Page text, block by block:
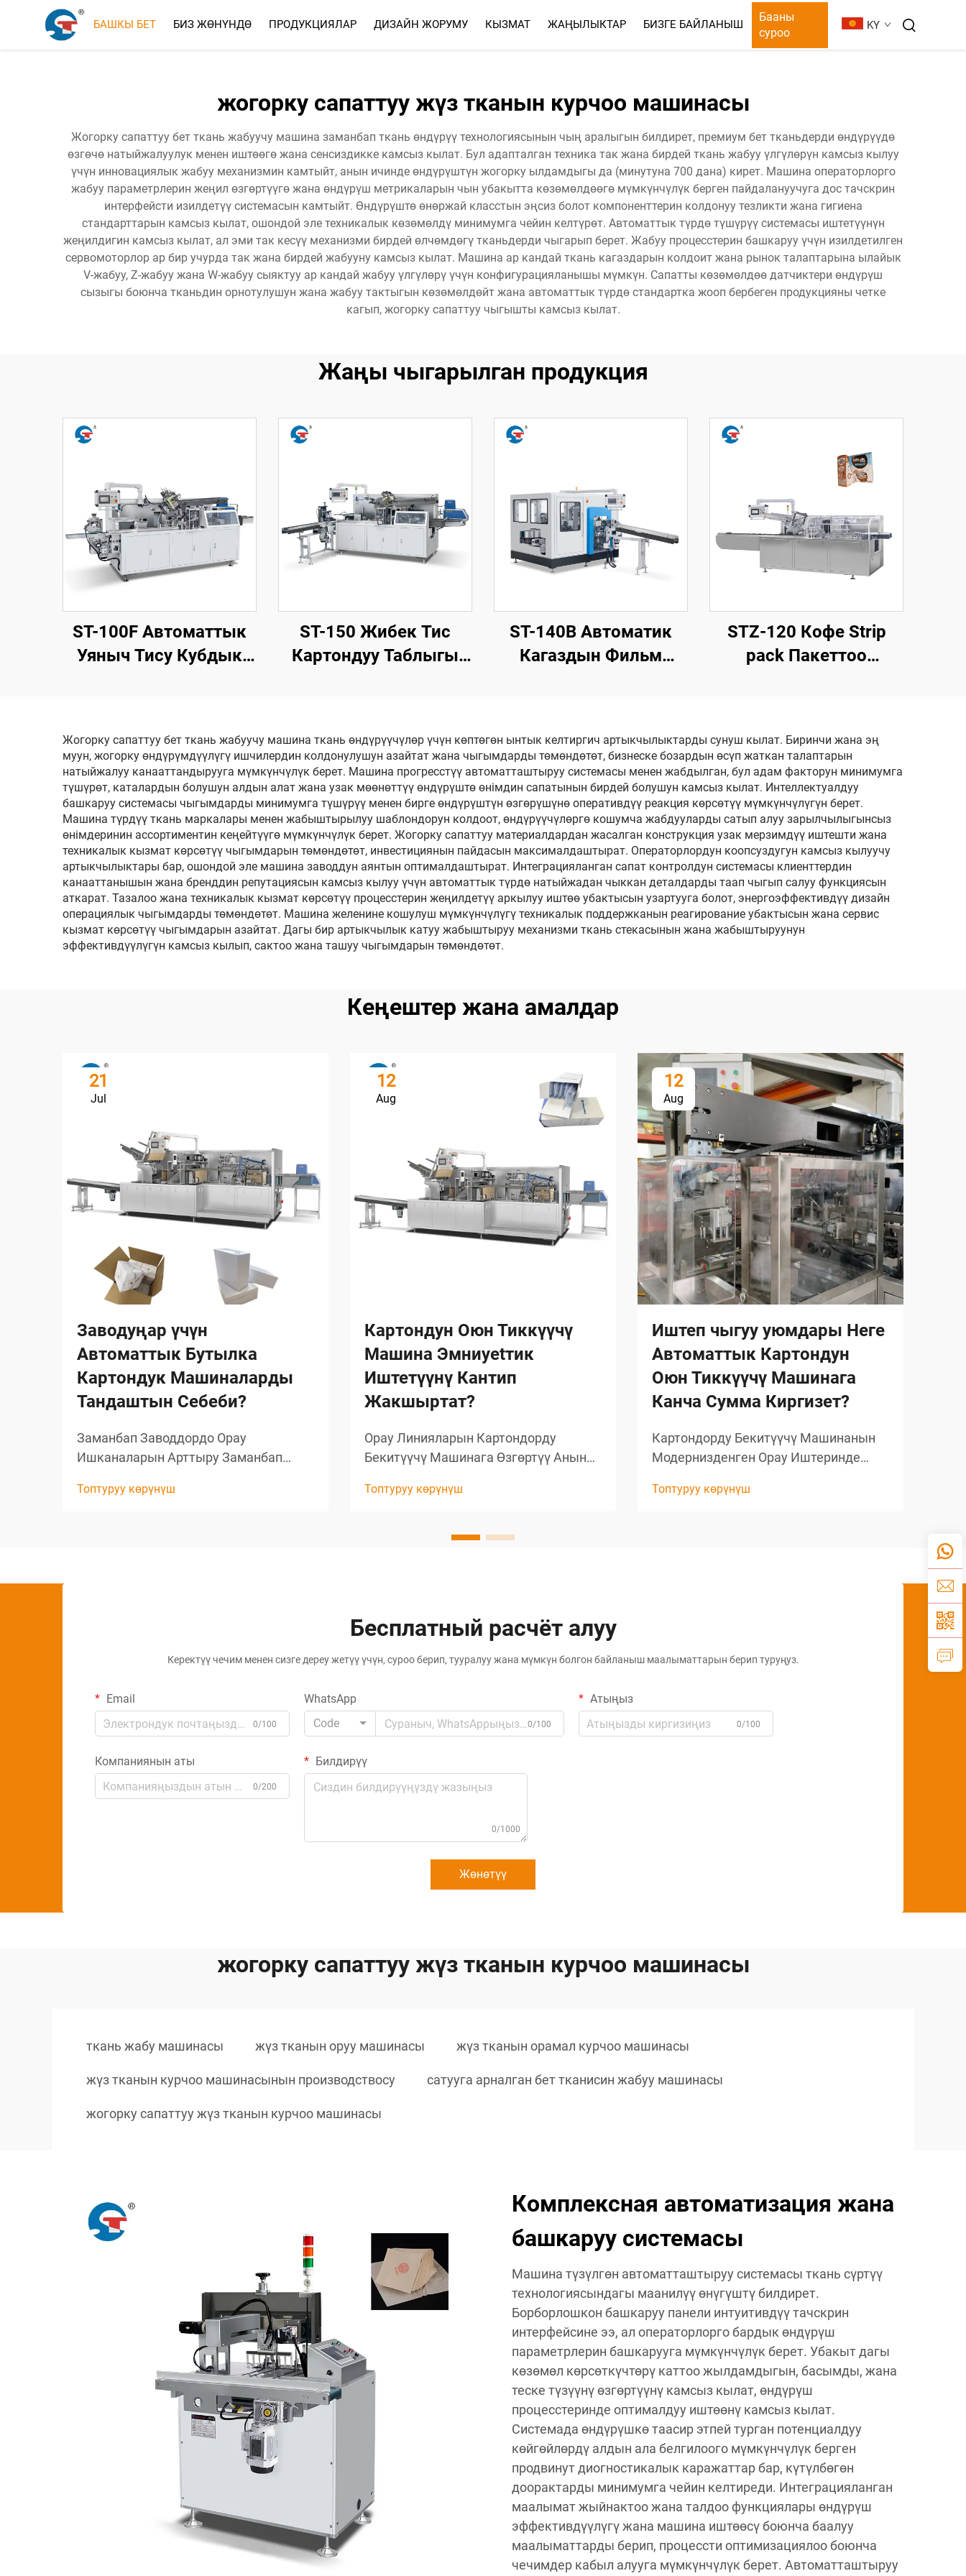
БАШКЫ БЕТ БИЗ ЖӨНҮНДӨ ПРОДУКЦИЯЛАР ДИЗАЙН ЖОРУМУ КЫЗМАТ ЖАҢЫЛЫКТАР БИЗГЕ БАЙЛАНЫШ
Бааны
суроо
KY
жогорку сапаттуу жүз тканын курчоо машинасы
Жогорку сапаттуу бет ткань жабуучу машина заманбап ткань өндүрүү технологиясынын чың аралыгын билдирет, премиум бет тканьдерди өндүрүүдө
өзгөчө натыйжалуулук менен иштөөгө жана сенсиздикке камсыз кылат. Бул адапталган техника так жана бирдей ткань жабуу үлгүлөрүн камсыз кылуу
үчүн инновациялык жабуу механизмин камтыйт, анын ичинде өндүрүштүн жогорку ылдамдыгы да (минутуна 700 дана) кирет. Машина операторлорго
жабуу параметрлерин жеңил өзгөртүүгө жана өндүрүш метрикаларын чын убакытта көзөмөлдөөгө мүмкүнчүлүк берген пайдалануучуга дос тачскрин
интерфейсти изилдетүү системасын камтыйт. Өндүрүштө өнөржай класстын эңсиз болот компоненттерин колдонуу тезликти жана гигиена
стандарттарын камсыз кылат, ошондой эле техникалык көзөмөлдү минимумга чейин келтүрөт. Автоматтык түрдө түшүрүү системасы иштетүүнүн
жеңилдигин камсыз кылат, ал эми так кесүү механизми бирдей өлчөмдөгү тканьдерди чыгарып берет. Жабуу процесстерин башкаруу үчүн изилдетилген
сервомоторлор ар бир учурда так жана бирдей жабууну камсыз кылат. Машина ар кандай ткань кагаздарын колдоит жана рынок талаптарына ылайык
V-жабуу, Z-жабуу жана W-жабуу сыяктуу ар кандай жабуу үлгүлөрү үчүн конфигурацияланышы мүмкүн. Сапатты көзөмөлдөө датчиктери өндүрүш
сызыгы боюнча тканьдин орнотулушун жана жабуу тактыгын көзөмөлдөйт жана автоматтык түрдө стандартка жооп бербеген продукцияны четке
кагып, жогорку сапаттуу чыгышты камсыз кылат.
Жаңы чыгарылган продукция
ST-100F Автоматтык
Уяныч Тису Кубдык
ST-150 Жибек Тис
Картондуу Таблыгы
ST-140B Автоматик
Кагаздын Фильм
STZ-120 Кофе Strip
pack Пакеттоо
Жогорку сапаттуу бет ткань жабуучу машина ткань өндүрүүчүлөр үчүн көптөгөн ынтык келтиргич артыкчылыктарды сунуш кылат. Биринчи жана эң
муун, жогорку өндүрүмдүүлүгү ишчилердин колдонулушун азайтат жана чыгымдарды төмөндөтөт, бизнеске бозардын өсүп жаткан талаптарын
натыйжалуу канааттандырууга мүмкүнчүлүк берет. Машина прогресстүү автоматташтыруу системасы менен жабдылган, бул адам факторун минимумга
түшүрөт, каталардын болушун алдын алат жана узак мөөнөттүү өндүрүштө өнімдин сапатынын бирдей болушун камсыз кылат. Интеллектуалдуу
башкаруу системасы чыгымдарды минимумга түшүрүү менен бирге өндүрүштүн өзгөрүшүнө оперативдүү реакция көрсөтүү мүмкүнчүлүгүн берет.
Машина түрдүү ткань маркалары менен жабыштырылуу шаблондорун колдоот, өндүрүүчүлөргө кошумча жабдууларды сатып алуу зарылчылыгынсыз
өнімдеринин ассортиментин кеңейтүүгө мүмкүнчүлүк берет. Жогорку сапаттуу материалдардан жасалган конструкция узак мерзимдүү иштешти жана
техникалык кызмат көрсөтүү чыгымдарын төмөндөтөт, инвестициянын пайдасын максималдаштырат. Операторлордун коопсуздугун камсыз кылуучу
артыкчылыктары бар, ошондой эле машина заводдун аянтын оптималдаштырат. Интеграцияланган сапат контролдун системасы клиенттердин
канааттанышын жана бренддин репутациясын камсыз кылуу үчүн автоматтык түрдө натыйжадан чыккан деталдарды таап чыгып салуу функциясын
аткарат. Тазалоо жана техникалык кызмат көрсөтүү процесстерин жеңилдетүү аркылуу иштөө убактысын узартууга болот, энергоэффективдүү дизайн
операциялык чыгымдарды төмөндөтөт. Машина желенине кошулуш мүмкүнчүлүгү техникалык поддержканын реагирование убактысын жана сервис
кызмат көрсөтүү чыгымдарын азайтат. Дагы бир артыкчылык катуу жабыштыруу механизми ткань стекасынын жана жабыштыруунун
эффективдүүлүгүн камсыз кылып, сактоо жана ташуу чыгымдарын төмөндөтөт.
Кеңештер жана амалдар
21
Jul
Заводуңар үчүн
Автоматтык Бутылка
Картондук Машиналарды
Тандаштын Себеби?
Заманбап Заводдордо Орау
Ишканаларын Арттыру Заманбап
тактык конкурентке каршы
Топтуруу көрүнүш
12
Aug
Картондун Оюн Тиккүүчү
Машина Эмниyetтик
Иштетүүнү Кантип
Жакшыртат?
Орау Линияларын Картондорду
Бекитүүчү Машинага Өзгөртүү Анын
Тиимдүүлүккө Жетүү. Иштетүүнүн
Линияларынын Негизги Бөлүгү
Топтуруу көрүнүш
12
Aug
Иштеп чыгуу уюмдары Неге
Автоматтык Картондун
Оюн Тиккүүчү Машинага
Канча Сумма Киргизет?
Картондорду Бекитүүчү Машинанын
Модернизденген Орау Иштеринде
иштеген ишканалар үчүн орау
Топтуруу көрүнүш
эле
Бесплатный расчёт алуу
Керектүү чечим менен сизге дереу жетүү үчүн, суроо берип, тууралуу жана мүмкүн болгон байланыш маалыматтарын берип туруңуз.
Email
0/100
WhatsApp
Code
0/100
Атыңыз
0/100
Компаниянын аты
0/200
Билдирүү
0/1000
Жөнөтүү
жогорку сапаттуу жүз тканын курчоо машинасы
ткань жабу машинасы жүз тканын оруу машинасы жүз тканын орамал курчоо машинасы
жүз тканын курчоо машинасынын производствосу сатууга арналган бет тканисин жабуу машинасы
жогорку сапаттуу жүз тканын курчоо машинасы
Комплексная автоматизация жана
башкаруу системасы
Машина түзүлгөн автоматташтыруу системасы ткань сүртүү
технологиясындагы маанилүү өнүгүштү билдирет.
Борборлошкон башкаруу панели интуитивдүү тачскрин
интерфейсине ээ, ал операторлорго бардык өндүрүш
параметрлерин башкарууга мүмкүнчүлүк берет. Убакыт дагы
көзөмөл көрсөткүчтөрү каттоо жылдамдыгын, басымды, жана
теске түзүүнү өзгөртүүнү камсыз кылат, өндүрүш
процесстеринде оптималдуу иштөөнү камсыз кылат.
Системада өндүрүшкө таасир этпей турган потенциалдуу
көйгөйлөрдү алдын ала белгилоого мүмкүнчүлүк берген
продвинут диогностикалык каражаттар бар, күтүлбөгөн
доорактарды минимумга чейин келтиреди. Интеграцияланган
маалымат жыйнактоо жана талдоо функциялары өндүрүш
эффективдүүлүгү жана машина иштөөсү боюнча баалуу
маалыматтарды берип, процессти оптимизациялоо боюнча
чечимдер кабыл алууга мүмкүнчүлүк берет. Автоматташтыруу